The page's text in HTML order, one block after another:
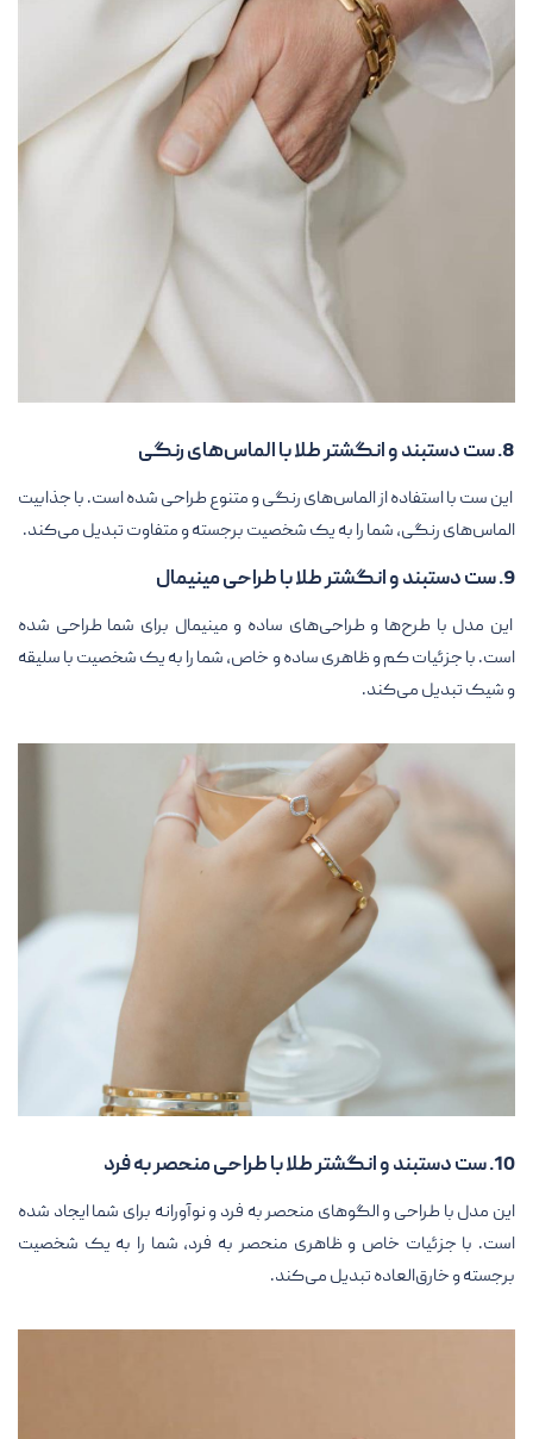
8. ست دستبند و انگشتر طلا با الماس‌های رنگی
این ست با استفاده از الماس‌های رنگی و متنوع طراحی شده است. با جذابیت
الماس‌های رنگی، شما را به یک شخصیت برجسته و متفاوت تبدیل می‌کند.
9. ست دستبند و انگشتر طلا با طراحی مینیمال
این مدل با طرح‌ها و طراحی‌های ساده و مینیمال برای شما طراحی شده
است. با جزئیات کم و ظاهری ساده و خاص، شما را به یک شخصیت با سلیقه
و شیک تبدیل می‌کند.
10. ست دستبند و انگشتر طلا با طراحی منحصر به فرد
این مدل با طراحی و الگوهای منحصر به فرد و نوآورانه برای شما ایجاد شده
است. با جزئیات خاص و ظاهری منحصر به فرد، شما را به یک شخصیت
برجسته و خارق‌العاده تبدیل می‌کند.